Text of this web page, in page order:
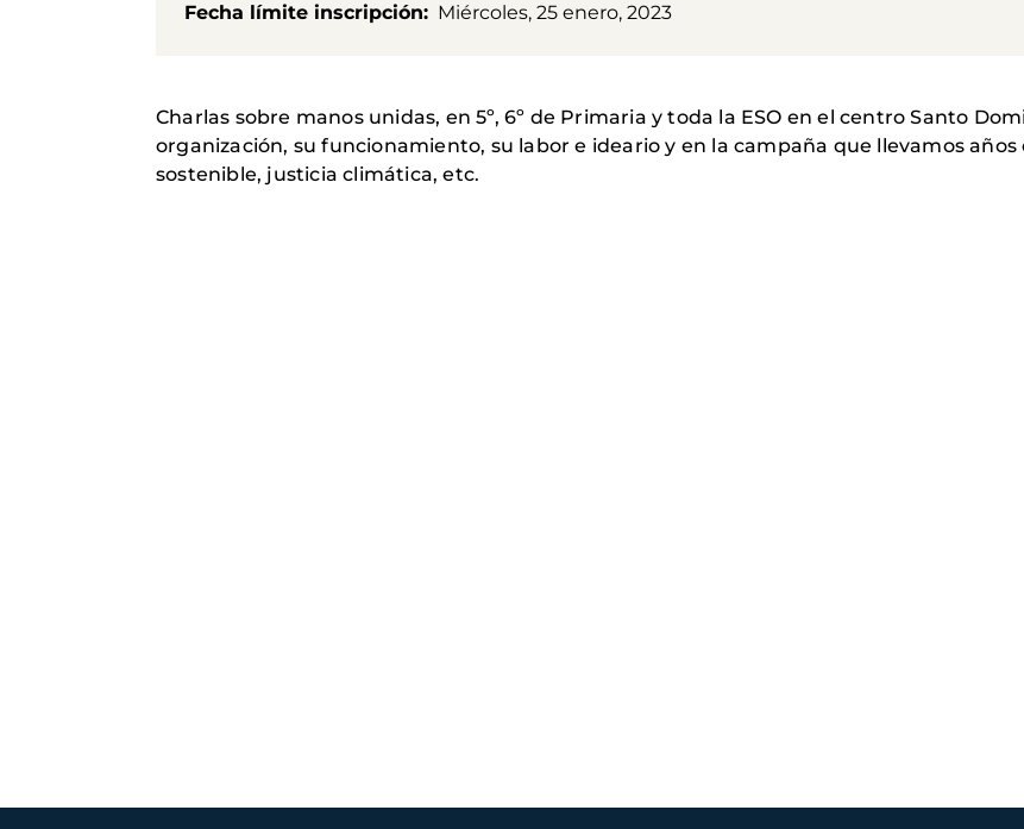
Fecha límite inscripción
Miércoles, 25 enero, 2023
Charlas sobre manos unidas, en 5º, 6º de Primaria y toda la ESO en el centro Santo
organización, su funcionamiento, su labor e ideario y en la campaña que llevamos
sostenible, justicia climática, etc.